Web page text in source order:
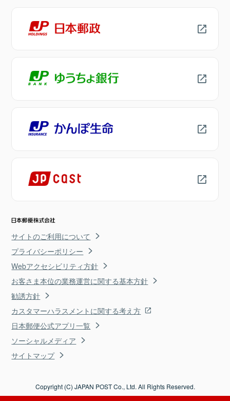
サイトのご利用について
プライバシーポリシー
Webアクセシビリティ方針
お客さま本位の業務運営に関する基本方針
勧誘方針
カスタマーハラスメントに関する考え方
日本郵便公式アプリ一覧
ソーシャルメディア
サイトマップ
Copyright (C) JAPAN POST Co., Ltd. All Rights Reserved.